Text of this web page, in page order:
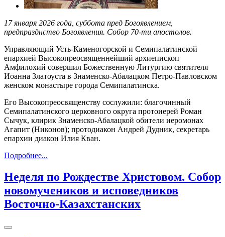
17 января 2026 года, суббота пред Богоявлением,
предпразднство Богоявления. Собор 70-ти апостолов.
Управляющий Усть-Каменогорской и Семипалатинской
епархией Высокопреосвященнейший архиепископ
Амфилохий совершил Божественную Литургию святителя
Иоанна Златоуста в Знаменско-Абалацком Петро-Павловском
женском монастыре города Семипалатинска.
Его Высокопреосвященству сослужили: благочинный
Семипалатинского церковного округа протоиерей Роман
Сычук, клирик Знаменско-Абалацкой обители иеромонах
Агапит (Никонов); протодиакон Андрей Дудник, секретарь
епархии диакон Илия Кван.
Подробнее...
Неделя по Рождестве Христовом. Собор
новомучеников и исповедников
Восточно-Казахстанских